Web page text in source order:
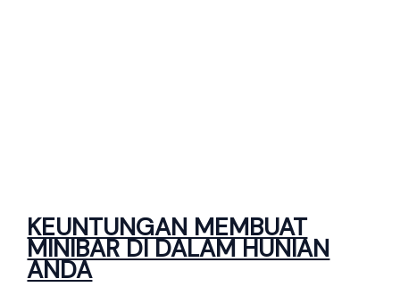
KEUNTUNGAN MEMBUAT
MINIBAR DI DALAM HUNIAN
ANDA